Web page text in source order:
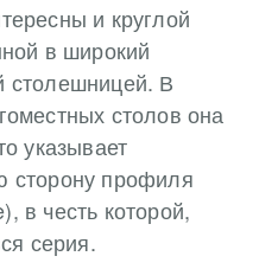
и круглой
в широкий
столешницей. В
столов она
указывает
сторону профиля
в честь которой,
серия.